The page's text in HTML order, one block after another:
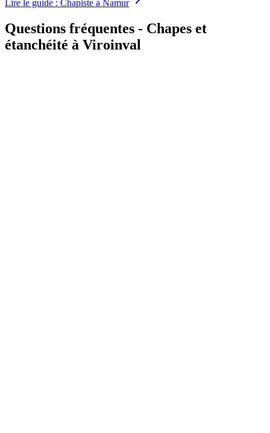
Lire le guide : Chapiste à Namur
Questions fréquentes - Chapes et
étanchéité à Viroinval